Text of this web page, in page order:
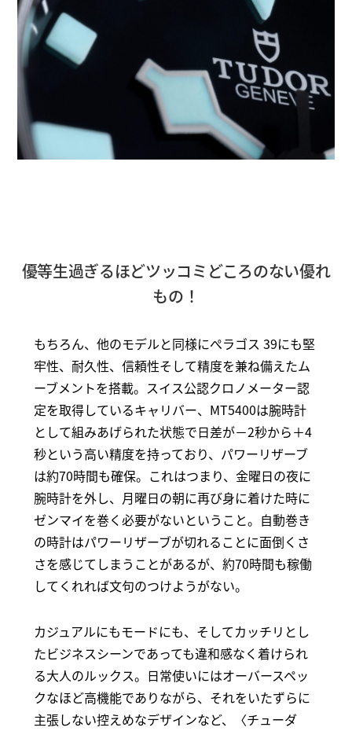
優等生過ぎるほどツッコミどころのない優れ
もの！
もちろん、他のモデルと同様にぺラゴス 39にも堅
牢性、耐久性、信頼性そして精度を兼ね備えたム
ーブメントを搭載。スイス公認クロノメーター認
定を取得しているキャリバー、MT5400は腕時計
として組みあげられた状態で日差が－2秒から＋4
秒という高い精度を持っており、パワーリザーブ
は約70時間も確保。これはつまり、金曜日の夜に
腕時計を外し、月曜日の朝に再び身に着けた時に
ゼンマイを巻く必要がないということ。自動巻き
の時計はパワーリザーブが切れることに面倒くさ
さを感じてしまうことがあるが、約70時間も稼働
してくれれば文句のつけようがない。
カジュアルにもモードにも、そしてカッチリとし
たビジネスシーンであっても違和感なく着けられ
る大人のルックス。日常使いにはオーバースペッ
クなほど高機能でありながら、それをいたずらに
主張しない控えめなデザインなど、〈チューダ